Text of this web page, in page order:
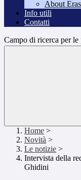
About
Info utili
Contatti
Campo di ricerca per le
Home >
Novità >
Le notizie >
Intervista della
Ghidini